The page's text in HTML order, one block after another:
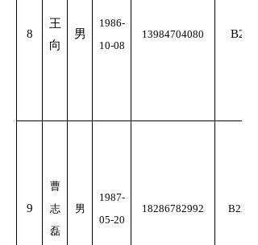
8
王
向
男
1986-
10-08
13984704080 B2
9
曹
志
磊
男
1987-
05-20
18286782992 B2E